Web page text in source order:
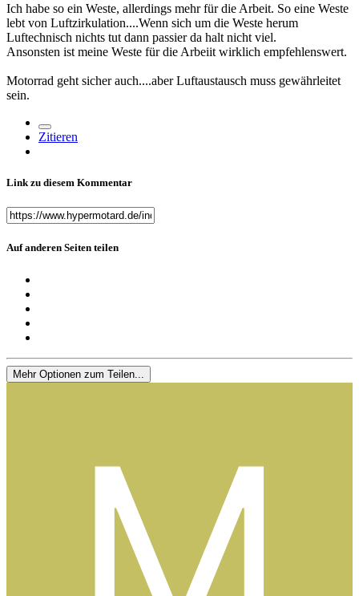
Ich habe so ein Weste, allerdings mehr für die Arbeit. So eine Weste
lebt von Luftzirkulation....Wenn sich um die Weste herum
Luftechnisch nichts tut dann passier da halt nicht viel.
Ansonsten ist meine Weste für die Arbeiit wirklich empfehlenswert.
Motorrad geht sicher auch....aber Luftaustausch muss gewährleitet
sein.
Zitieren
Link zu diesem Kommentar
Auf anderen Seiten teilen
Mehr Optionen zum Teilen...